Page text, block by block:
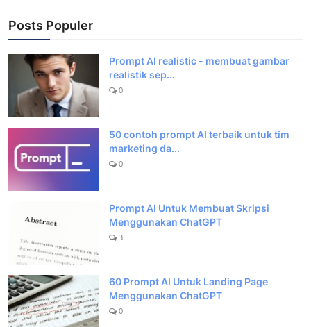
Posts Populer
Prompt AI realistic - membuat gambar
realistik sep...
0
50 contoh prompt AI terbaik untuk tim
marketing da...
0
Prompt AI Untuk Membuat Skripsi
Menggunakan ChatGPT
3
60 Prompt AI Untuk Landing Page
Menggunakan ChatGPT
0